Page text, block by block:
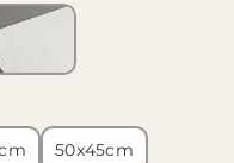
50x45cm